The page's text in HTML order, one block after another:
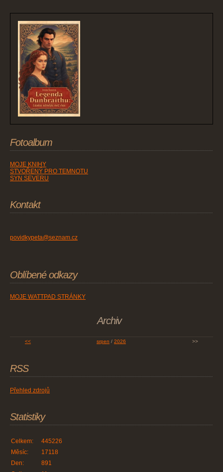
Fotoalbum
MOJE KNIHY
STVOŘENÝ PRO TEMNOTU
SYN SEVERU
Kontakt
povidkypeta@seznam.cz
Oblíbené odkazy
MOJE WATTPAD STRÁNKY
Archiv
<< srpen / 2026 >>
RSS
Přehled zdrojů
Statistiky
Celkem:
445226
Měsíc:
17118
Den:
891